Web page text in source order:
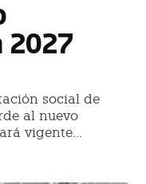
social de
al nuevo
vigente...